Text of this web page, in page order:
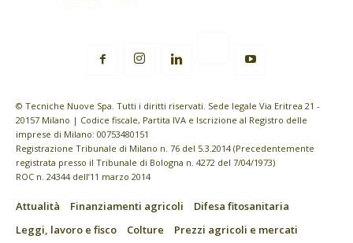
© Tecniche Nuove Spa. Tutti i diritti riservati. Sede legale Via Eritrea 21 -
20157 Milano | Codice fiscale, Partita IVA e Iscrizione al Registro delle
imprese di Milano: 00753480151
Registrazione Tribunale di Milano n. 76 del 5.3.2014 (Precedentemente
registrata presso il Tribunale di Bologna n. 4272 del 7/04/1973)
ROC n. 24344 dell’11 marzo 2014
Attualità Finanziamenti agricoli
Difesa fitosanitaria
Leggi, lavoro e fisco
Colture
Prezzi agricoli e mercati